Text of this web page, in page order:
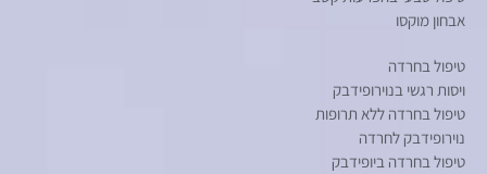
אבחון מוקסו
טיפול בחרדה
ויסות רגשי בנוירופידבק
טיפול בחרדה ללא תרופות
נוירופידבק לחרדה
טיפול בחרדה ביופידבק